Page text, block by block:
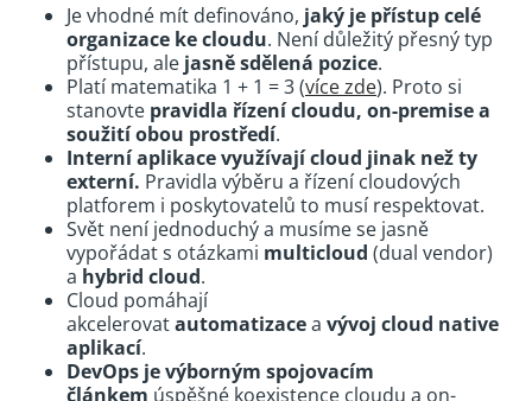
Je vhodné mít definováno, jaký je přístup celé
organizace ke cloudu. Není důležitý přesný typ
přístupu, ale jasně sdělená pozice.
Platí matematika 1 + 1 = 3 (více zde). Proto si
stanovte pravidla řízenícloudu, on-premisea
soužití obou prostředí.
Interní aplikace využívají cloud jinak než ty
externí. Pravidla výběru a řízení cloudových
platforem i poskytovatelů to musí respektovat.
Svět není jednoduchý a musíme se jasně
vypořádats otázkami multicloud (dual vendor)
a hybrid cloud.
Cloud pomáhají
akcelerovatautomatizacea vývoj cloud native
aplikací.
DevOps je výborným spojovacím
článkem úspěšné koexistence cloudu a on-